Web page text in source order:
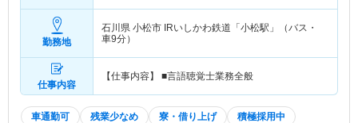
勤務地
石川県 小松市 IRいしかわ鉄道「小松駅」（バス・
車9分）
仕事内容
【仕事内容】 ■言語聴覚士業務全般
車通勤可 残業少なめ 寮・借り上げ 積極採用中